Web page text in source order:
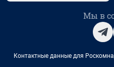
Мы в
Контактные данные для